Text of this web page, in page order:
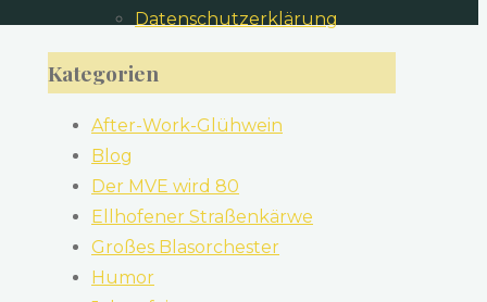
Datenschutzerklärung
Kategorien
After-Work-Glühwein
Blog
Der MVE wird 80
Ellhofener Straßenkärwe
Großes Blasorchester
Humor